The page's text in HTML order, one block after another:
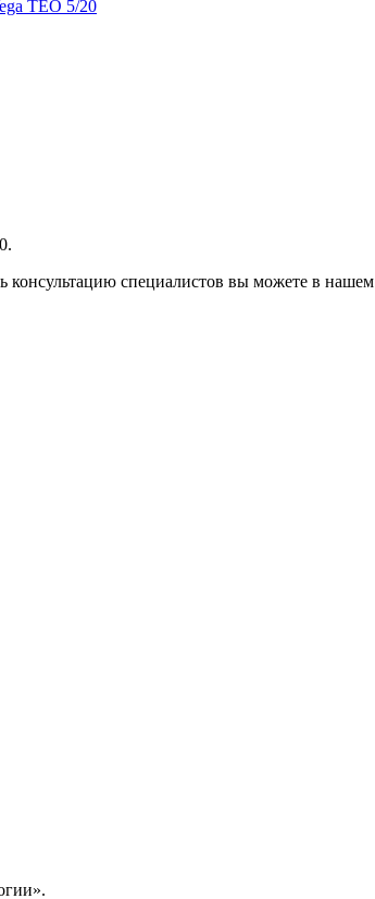
консультацию специалистов вы можете в нашем